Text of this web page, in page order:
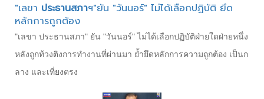
"เลขา ประธานสภาฯ"ยัน "วันนอร์" ไม่ได้เลือกปฏิบัติ ยึด
หลักการถูกต้อง
"เลขา ประธานสภา" ยัน "วันนอร์" ไม่ได้เลือกปฏิบัติฝ่ายใดฝ่ายหนึ่ง
หลังถูกท้วงติงการทำงานที่ผ่านมา ย้ำยึดหลักการความถูกต้อง เป็นก
ลาง และเที่ยงตรง